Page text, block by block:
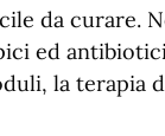
da curare.
ed
la terapia